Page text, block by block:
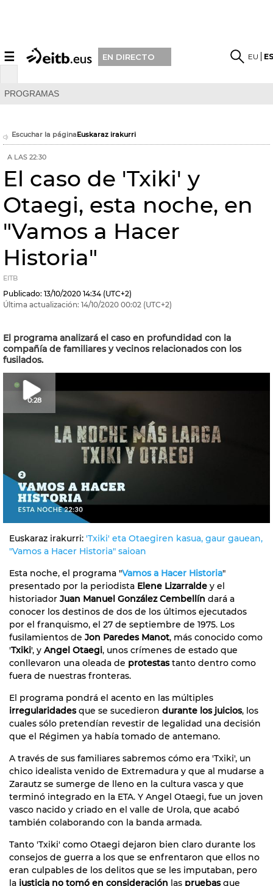
☰ EN DIRECTO EU
PROGRAMAS
Escuchar la páginaEuskaraz irakurri
A LAS 22:30
El caso de 'Txiki' y
Otaegi, esta noche, en
"Vamos a Hacer
Historia"
EITB
Publicado: 13/10/2020 14:34 (UTC+2)
Última actualización: 14/10/2020 00:02 (UTC+2)
El programa analizará el caso en profundidad con la
compañía de familiares y vecinos relacionados con los
fusilados.
0:28
Euskaraz irakurri: 'Txiki' eta Otaegiren kasua, gaur gauean,
"Vamos a Hacer Historia" saioan
Esta noche, el programa "Vamos a Hacer Historia"
presentado por la periodista Elene Lizarralde y el
historiador Juan Manuel González Cembellín dará a
conocer los destinos de dos de los últimos ejecutados
por el franquismo, el 27 de septiembre de 1975. Los
fusilamientos de Jon Paredes Manot, más conocido como
'Txiki', y Angel Otaegi, unos crímenes de estado que
conllevaron una oleada de protestastanto dentro como
fuera de nuestras fronteras.
El programa pondrá el acento en las múltiples
irregularidadesque se sucedieron durante los juicios, los
cuales sólo pretendían revestir de legalidad una decisión
que el Régimen ya había tomado de antemano.
A través de sus familiares sabremos cómo era 'Txiki', un
chico idealista venido de Extremadura y que al mudarse a
Zarautz se sumerge de lleno en la cultura vasca y que
terminó integrado en la ETA. Y Angel Otaegi, fue un joven
vasco nacido y criado en el valle de Urola, que acabó
también colaborando con la banda armada.
Tanto 'Txiki' como Otaegi dejaron bien claro durante los
consejos de guerra a los que se enfrentaron que ellos no
eran culpables de los delitos que se les imputaban, pero
la justicia no tomó en consideración las pruebasque